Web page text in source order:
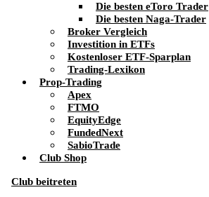
Die besten eToro Trader
Die besten Naga-Trader
Broker Vergleich
Investition in ETFs
Kostenloser ETF-Sparplan
Trading-Lexikon
Prop-Trading
Apex
FTMO
EquityEdge
FundedNext
SabioTrade
Club Shop
Club beitreten